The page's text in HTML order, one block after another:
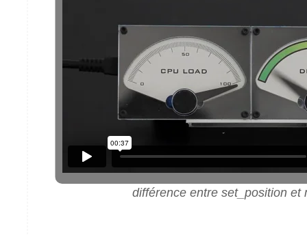
différence entre set_position et